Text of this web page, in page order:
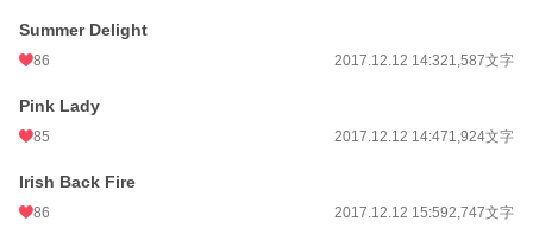
Summer Delight
86 2017.12.12 14:321,587文字
Pink Lady
85 2017.12.12 14:471,924文字
Irish Back Fire
86 2017.12.12 15:592,747文字